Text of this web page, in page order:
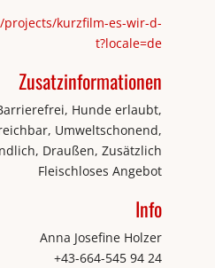
kurzfilm-es-wir-d-
t?locale=de
Zusatzinformationen
Hunde erlaubt,
Umweltschonend,
Draußen, Zusätzlich
Fleischloses Angebot
Info
Anna Josefine Holzer
+43-664-545 94 24